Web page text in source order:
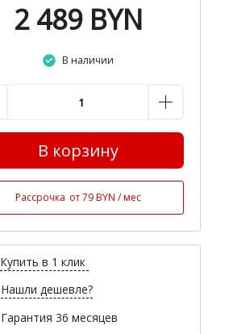
2 489 BYN
В наличии
В корзину
Рассрочка от 79 BYN / мес
Купить в 1 клик
Нашли дешевле?
Гарантия 36 месяцев